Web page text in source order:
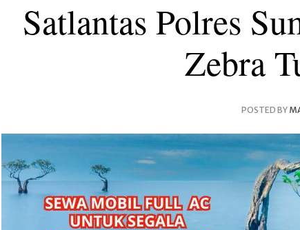
Satlantas Polres
Zebra
POSTED BY